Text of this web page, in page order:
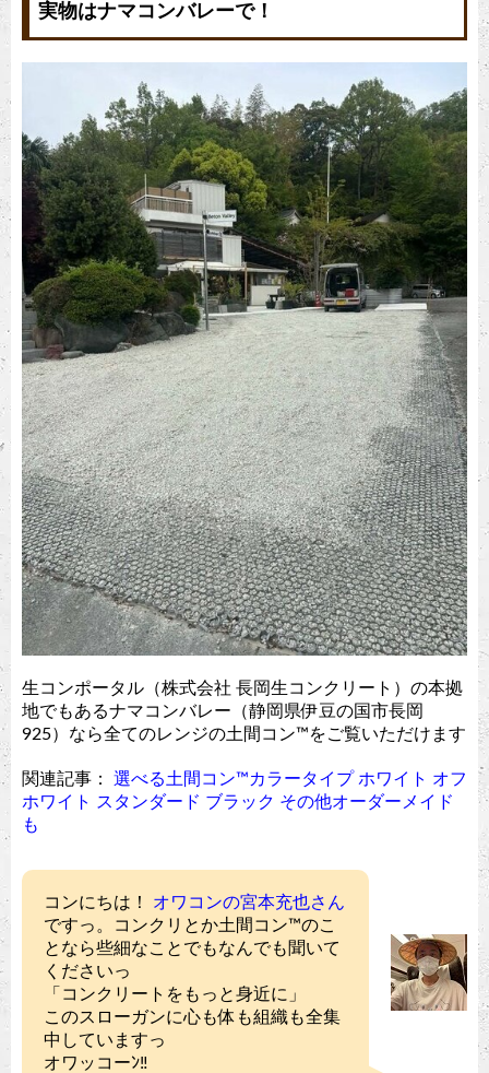
実物はナマコンバレーで！
生コンポータル（株式会社 長岡生コンクリート）の本拠
地でもあるナマコンバレー（静岡県伊豆の国市長岡
925）なら全てのレンジの土間コン™︎をご覧いただけます
関連記事： 選べる土間コン™︎カラータイプ ホワイト オフ
ホワイト スタンダード ブラック その他オーダーメイド
も
コンにちは！ オワコンの宮本充也さん
ですっ。コンクリとか土間コン™︎のこ
となら些細なことでもなんでも聞いて
くださいっ
「コンクリートをもっと身近に」
このスローガンに心も体も組織も全集
中していますっ
オワッコーﾝ‼︎